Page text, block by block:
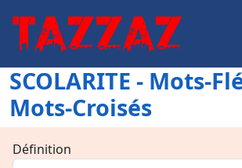
SCOLARITE - Mots-
Mots-Croisés
Définition